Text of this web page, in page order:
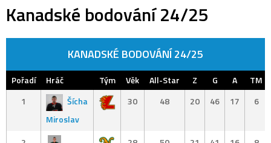
Kanadské bodování 24/25
KANADSKÉ BODOVÁNÍ 24/25
Pořadí Hráč Tým Věk All-Star Z G A
TM
1
Šícha
Miroslav
30 48 20 46 17 6